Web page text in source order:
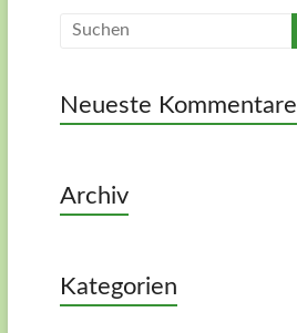
Neueste Kommentare
Archiv
Kategorien